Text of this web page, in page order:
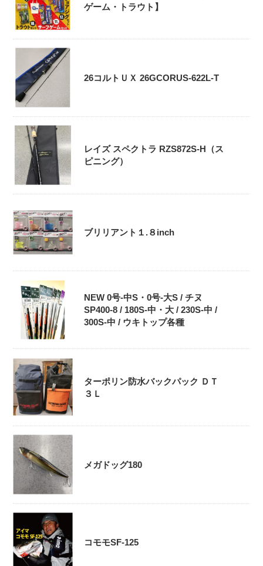
ゲーム・トラウト】
26コルトＵＸ 26GCORUS-622L-T
レイズ スペクトラ RZS872S-H（ス
ピニング）
ブリリアント１.８inch
NEW 0号-中S・0号‐大S / チヌ
SP400-8 / 180S-中・大 / 230S-中 /
300S-中 / ウキトップ各種
ターポリン防水バックパック ＤＴ
３Ｌ
メガドッグ180
コモモSF-125